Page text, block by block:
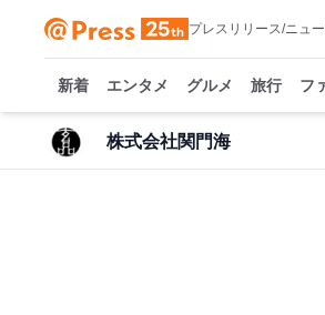
プレスリリース/ニュ
新着 エンタメ グルメ 旅行 フ
株式会社関門海